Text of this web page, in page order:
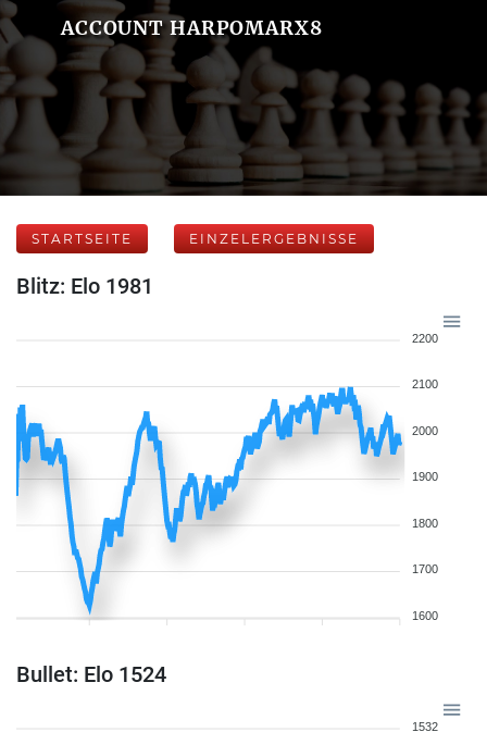
ACCOUNT HARPOMARX8
STARTSEITE EINZELERGEBNISSE
Blitz: Elo 1981
2200
2100
2000
1900
1800
1700
1600
Bullet: Elo 1524
1532